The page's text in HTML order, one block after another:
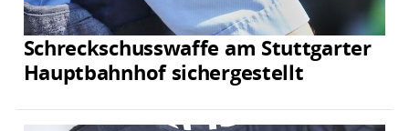
Schreckschusswaffe am Stuttgarter
Hauptbahnhof sichergestellt